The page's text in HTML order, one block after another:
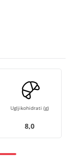
Ugljikohidrati (g)
8,0